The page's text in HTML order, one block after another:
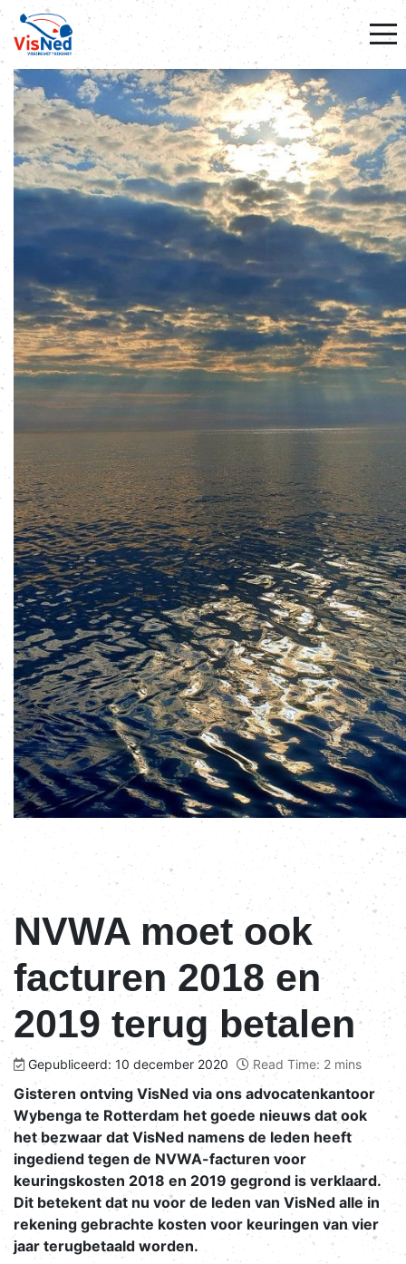
NVWA moet ook
facturen 2018 en
2019 terug betalen
Gepubliceerd: 10 december 2020 Read Time: 2 mins
Gisteren ontving VisNed via ons advocatenkantoor
Wybenga te Rotterdam het goede nieuws dat ook
het bezwaar dat VisNed namens de leden heeft
ingediend tegen de NVWA-facturen voor
keuringskosten 2018 en 2019 gegrond is verklaard.
Dit betekent dat nu voor de leden van VisNed alle in
rekening gebrachte kosten voor keuringen van vier
jaar terugbetaald worden.